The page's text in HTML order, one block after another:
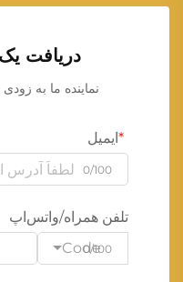
دریافت
نماینده ما به
ایمیل
0/100
تلفن همراه/واتس‌اپ
Code
0/100